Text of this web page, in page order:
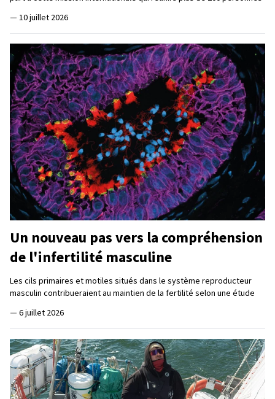
— 10 juillet 2026
Un nouveau pas vers la compréhension
de l'infertilité masculine
Les cils primaires et motiles situés dans le système reproducteur
masculin contribueraient au maintien de la fertilité selon une étude
— 6 juillet 2026